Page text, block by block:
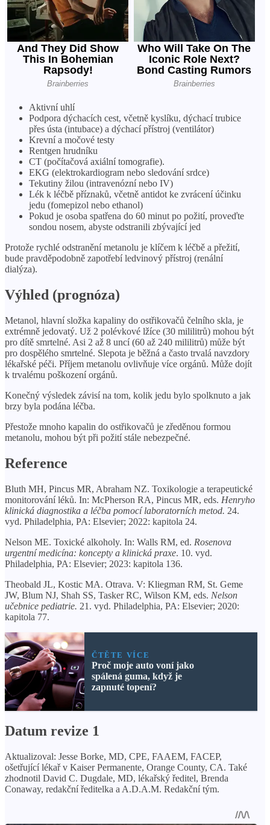
Aktivní uhlí
Podpora dýchacích cest, včetně kyslíku, dýchací trubice
přes ústa (intubace) a dýchací přístroj (ventilátor)
Krevní a močové testy
Rentgen hrudníku
CT (počítačová axiální tomografie).
EKG (elektrokardiogram nebo sledování srdce)
Tekutiny žilou (intravenózní nebo IV)
Lék k léčbě příznaků, včetně antidot ke zvrácení účinku
jedu (fomepizol nebo ethanol)
Pokud je osoba spatřena do 60 minut po požití, proveďte
sondou nosem, abyste odstranili zbývající jed
Protože rychlé odstranění metanolu je klíčem k léčbě a přežití,
bude pravděpodobně zapotřebí ledvinový přístroj (renální
dialýza).
Výhled (prognóza)
Metanol, hlavní složka kapaliny do ostřikovačů čelního skla, je
extrémně jedovatý. Už 2 polévkové lžíce (30 mililitrů) mohou být
pro dítě smrtelné. Asi 2 až 8 uncí (60 až 240 mililitrů) může být
pro dospělého smrtelné. Slepota je běžná a často trvalá navzdory
lékařské péči. Příjem metanolu ovlivňuje více orgánů. Může dojít
k trvalému poškození orgánů.
Konečný výsledek závisí na tom, kolik jedu bylo spolknuto a jak
brzy byla podána léčba.
Přestože mnoho kapalin do ostřikovačů je zředěnou formou
metanolu, mohou být při požití stále nebezpečné.
Reference
Bluth MH, Pincus MR, Abraham NZ. Toxikologie a terapeutické
monitorování léků. In: McPherson RA, Pincus MR, eds. Henryho
klinická diagnostika a léčba pomocí laboratorních metod. 24.
vyd. Philadelphia, PA: Elsevier; 2022: kapitola 24.
Nelson ME. Toxické alkoholy. In: Walls RM, ed. Rosenova
urgentní medicína: koncepty a klinická praxe. 10. vyd.
Philadelphia, PA: Elsevier; 2023: kapitola 136.
Theobald JL, Kostic MA. Otrava. V: Kliegman RM, St. Geme
JW, Blum NJ, Shah SS, Tasker RC, Wilson KM, eds. Nelson
učebnice pediatrie. 21. vyd. Philadelphia, PA: Elsevier; 2020:
kapitola 77.
ČTĚTE VÍCE
Proč moje auto voní jako
spálená guma, když je
zapnuté topení?
Datum revize 1
Aktualizoval: Jesse Borke, MD, CPE, FAAEM, FACEP,
ošetřující lékař v Kaiser Permanente, Orange County, CA. Také
zhodnotil David C. Dugdale, MD, lékařský ředitel, Brenda
Conaway, redakční ředitelka a A.D.A.M. Redakční tým.